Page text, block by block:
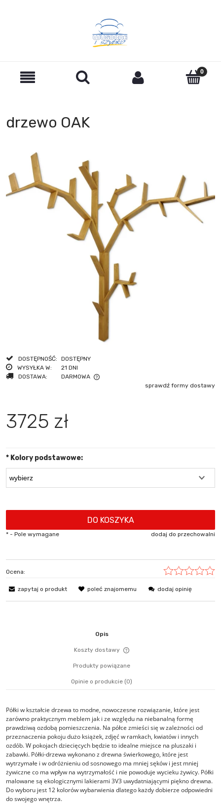
drzewo OAK
DOSTĘPNOŚĆ:
DOSTĘPNY
WYSYŁKA W:
21 DNI
DOSTAWA:
DARMOWA
CENA NIE ZAWIERA EWENTUALNYCH KOSZTÓW PŁATNOŚCI
sprawdź formy dostawy
3725 zł
* Kolory podstawowe:
DO KOSZYKA
dodaj do przechowalni
* - Pole wymagane
Ocena:
zapytaj o produkt poleć znajomemu dodaj opinię
Opis
Koszty dostawy
Produkty powiązane
Opinie o produkcie (0)
Półki w kształcie drzewa to modne, nowoczesne rozwiązanie, które jest
zarówno praktycznym meblem jak i ze względu na niebanalną formę
prawdziwą ozdobą pomieszczenia. Na półce zmieści się w zależności od
przeznaczenia pokoju dużo książek, zdjęć w ramkach, kwiatów i innych
ozdób. W pokojach dziecięcych będzie to idealne miejsce na pluszaki i
zabawki. Półki-drzewa wykonano z drewna świerkowego, które jest
wytrzymałe i w odróżnieniu od sosnowego ma mniej sęków i jest mniej
żywiczne co ma wpływ na wytrzymałość i nie powoduje wycieku żywicy. Półki
malowane są ekologicznymi lakierami 3V3 uwydatniającymi piękno drewna.
Do wyboru jest 12 kolorów wybarwienia dlatego każdy dobierze odpowiedni
do swojego wnętrza.